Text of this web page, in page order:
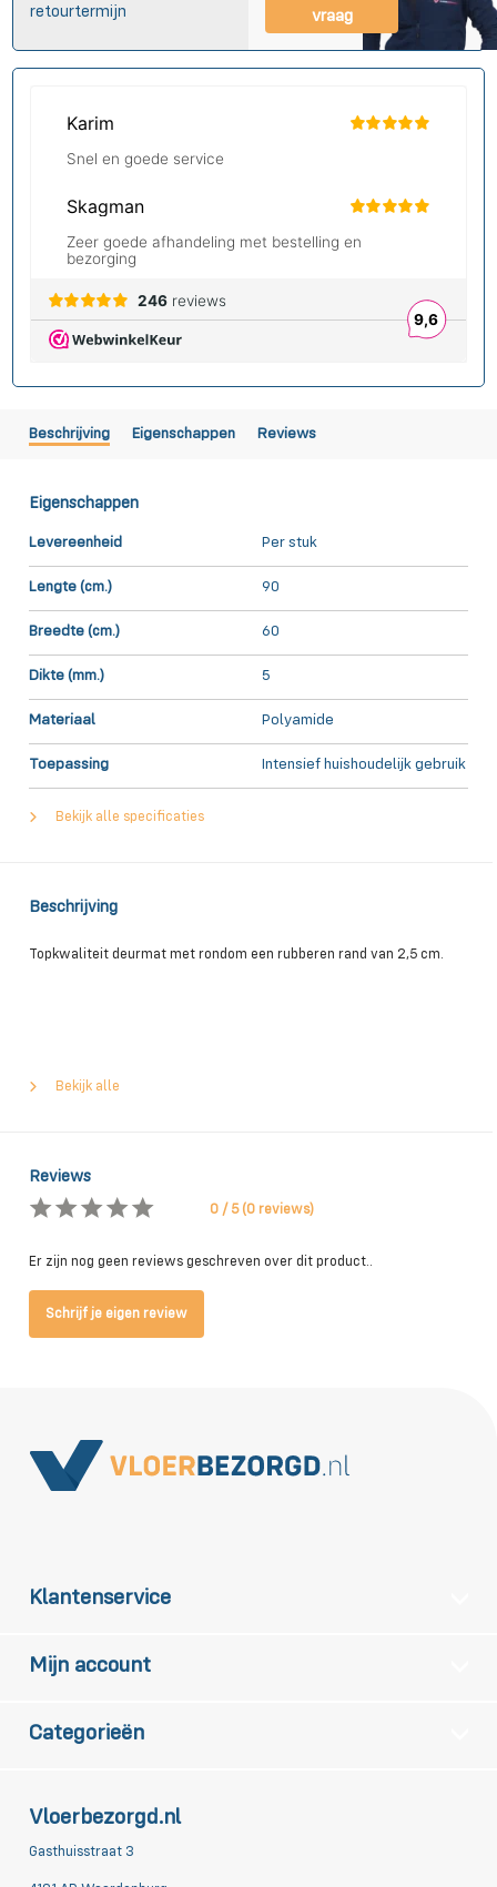
retourtermijn
vraag
Beschrijving Eigenschappen Reviews
Eigenschappen
Levereenheid Per stuk
Lengte (cm.) 90
Breedte (cm.) 60
Dikte (mm.) 5
Materiaal Polyamide
Toepassing Intensief huishoudelijk gebruik
Bekijk alle specificaties
Beschrijving
Topkwaliteit deurmat met rondom een rubberen rand van 2,5 cm.
Bekijk alle
Reviews
0 / 5 (0 reviews)
Er zijn nog geen reviews geschreven over dit product..
Schrijf je eigen review
Vloerbezorgd.nl
Gasthuisstraat 3
Klantenservice
Mijn account
Categorieën